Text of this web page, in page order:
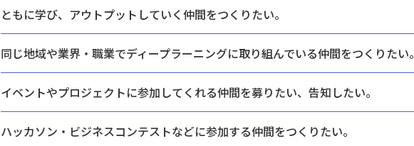
ともに学び、 アウトプットしていく仲間をつくりたい。
同じ地域や業界・職業でディープラーニングに取り組んでいる仲間をつくりたい。
イベントやプロジェクトに参加してくれる仲間を募りたい、告知したい。
ハッカソン・ビジネスコンテストなどに参加する仲間をつくりたい。